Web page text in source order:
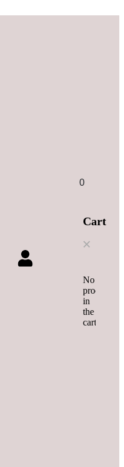
0
Cart
No
products
in
the
cart.